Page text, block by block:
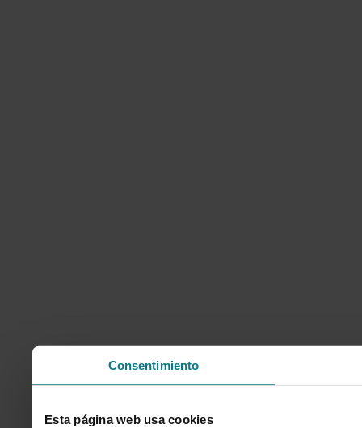
Consentimiento
Esta página web usa cookies